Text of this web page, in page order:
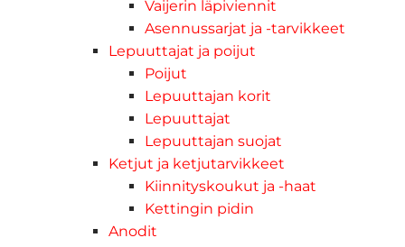
Vaijerin läpiviennit
Asennussarjat ja -tarvikkeet
Lepuuttajat ja poijut
Poijut
Lepuuttajan korit
Lepuuttajat
Lepuuttajan suojat
Ketjut ja ketjutarvikkeet
Kiinnityskoukut ja -haat
Kettingin pidin
Anodit